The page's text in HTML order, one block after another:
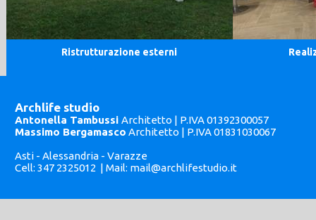
Ristrutturazione esterni
Archlife studio
Antonella Tambussi Architetto | P.IVA 01392300057
Massimo Bergamasco Architetto | P.IVA 01831030067
Asti - Alessandria - Varazze
Cell: 347 2325012 | Mail: mail@archlifestudio.it